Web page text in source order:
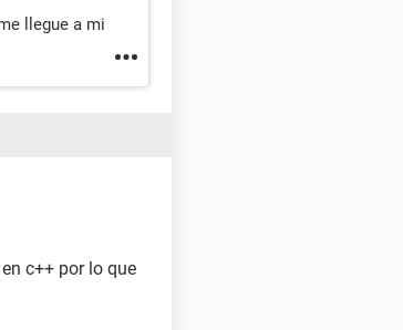
llegue a mi
c++ por lo que